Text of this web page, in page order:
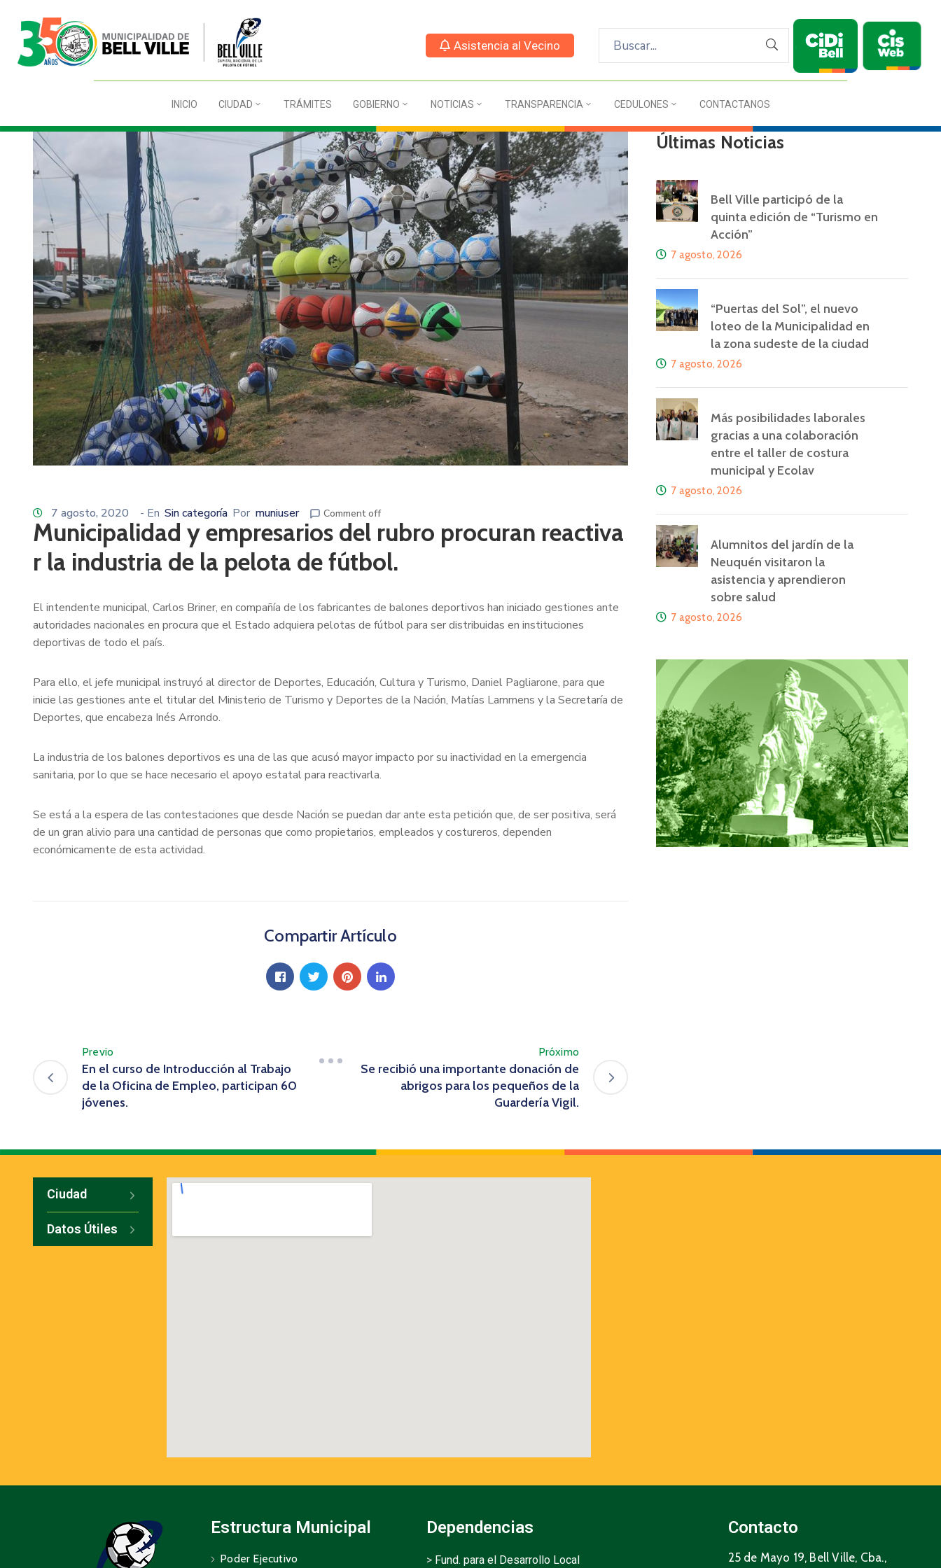
Asistencia al Vecino
INICIO CIUDAD TRÁMITES GOBIERNO NOTICIAS TRANSPARENCIA CEDULONES CONTACTANOS
7 agosto, 2020 - En Sin categoría Por muniuser Comment off
Municipalidad y empresarios del rubro procuran reactiva
r la industria de la pelota de fútbol.
El intendente municipal, Carlos Briner, en compañía de los fabricantes de balones deportivos han iniciado gestiones ante
autoridades nacionales en procura que el Estado adquiera pelotas de fútbol para ser distribuidas en instituciones
deportivas de todo el país.
Para ello, el jefe municipal instruyó al director de Deportes, Educación, Cultura y Turismo, Daniel Pagliarone, para que
inicie las gestiones ante el titular del Ministerio de Turismo y Deportes de la Nación, Matías Lammens y la Secretaría de
Deportes, que encabeza Inés Arrondo.
La industria de los balones deportivos es una de las que acusó mayor impacto por su inactividad en la emergencia
sanitaria, por lo que se hace necesario el apoyo estatal para reactivarla.
Se está a la espera de las contestaciones que desde Nación se puedan dar ante esta petición que, de ser positiva, será
de un gran alivio para una cantidad de personas que como propietarios, empleados y costureros, dependen
económicamente de esta actividad.
Compartir Artículo
Previo
En el curso de Introducción al Trabajo
de la Oficina de Empleo, participan 60
jóvenes.
Próximo
Se recibió una importante donación de
abrigos para los pequeños de la
Guardería Vigil.
Últimas Noticias
Bell Ville participó de la
quinta edición de “Turismo en
Acción”
7 agosto, 2026
“Puertas del Sol”, el nuevo
loteo de la Municipalidad en
la zona sudeste de la ciudad
7 agosto, 2026
Más posibilidades laborales
gracias a una colaboración
entre el taller de costura
municipal y Ecolav
7 agosto, 2026
Alumnitos del jardín de la
Neuquén visitaron la
asistencia y aprendieron
sobre salud
7 agosto, 2026
Ciudad
Datos Útiles
Estructura Municipal
Poder Ejecutivo
Dependencias
> Fund. para el Desarrollo Local
Contacto
25 de Mayo 19, Bell Ville, Cba.,